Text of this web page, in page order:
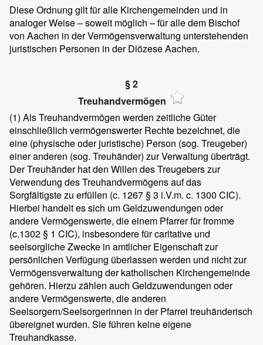
Diese Ordnung gilt für alle Kirchengemeinden und in
analoger Weise – soweit möglich – für alle dem Bischof
von Aachen in der Vermögensverwaltung unterstehenden
juristischen Personen in der Diözese Aachen.
§ 2
Treuhandvermögen
(1) Als Treuhandvermögen werden zeitliche Güter
einschließlich vermögenswerter Rechte bezeichnet, die
eine (physische oder juristische) Person (sog. Treugeber)
einer anderen (sog. Treuhänder) zur Verwaltung überträgt.
Der Treuhänder hat den Willen des Treugebers zur
Verwendung des Treuhandvermögens auf das
Sorgfältigste zu erfüllen (c. 1267 § 3 i.V.m. c. 1300 CIC).
Hierbei handelt es sich um Geldzuwendungen oder
andere Vermögenswerte, die einem Pfarrer für fromme
(c.1302 § 1 CIC), insbesondere für caritative und
seelsorgliche Zwecke in amtlicher Eigenschaft zur
persönlichen Verfügung überlassen werden und nicht zur
Vermögensverwaltung der katholischen Kirchengemeinde
gehören. Hierzu zählen auch Geldzuwendungen oder
andere Vermögenswerte, die anderen
Seelsorgern/Seelsorgerinnen in der Pfarrei treuhänderisch
übereignet wurden. Sie führen keine eigene
Treuhandkasse.